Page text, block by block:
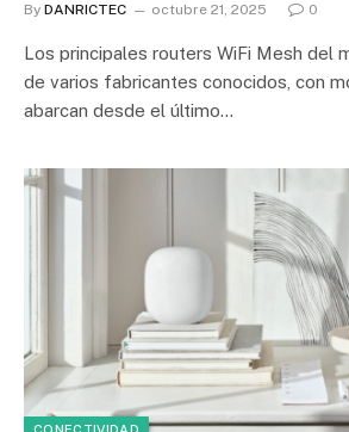
By DANRICTEC octubre 21, 2025 0
Los principales routers WiFi Mesh del
de varios fabricantes conocidos, con
abarcan desde el último…
CONECTIVIDAD